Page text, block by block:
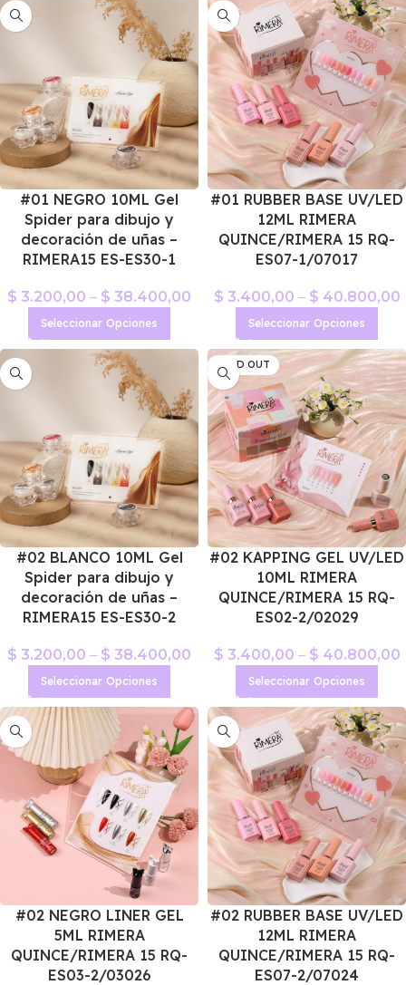
#01 NEGRO 10ML Gel
Spider para dibujo y
decoración de uñas –
RIMERA15 ES-ES30-1
$ 3.200,00 – $ 38.400,00
Seleccionar Opciones
#01 RUBBER BASE UV/LED
12ML RIMERA
QUINCE/RIMERA 15 RQ-
ES07-1/07017
$ 3.400,00 – $ 40.800,00
Seleccionar Opciones
#02 BLANCO 10ML Gel
Spider para dibujo y
decoración de uñas –
RIMERA15 ES-ES30-2
$ 3.200,00 – $ 38.400,00
Seleccionar Opciones
SOLD OUT
#02 KAPPING GEL UV/LED
10ML RIMERA
QUINCE/RIMERA 15 RQ-
ES02-2/02029
$ 3.400,00 – $ 40.800,00
Seleccionar Opciones
#02 NEGRO LINER GEL
5ML RIMERA
QUINCE/RIMERA 15 RQ-
ES03-2/03026
#02 RUBBER BASE UV/LED
12ML RIMERA
QUINCE/RIMERA 15 RQ-
ES07-2/07024